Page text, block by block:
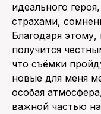
идеального
страхами,
Благодаря
получится
что съёмки
новые для меня
особая
важной частью